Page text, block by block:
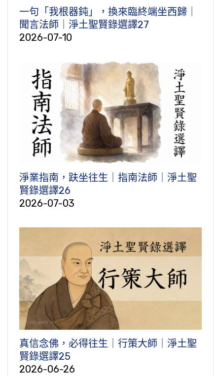
一句「我根器鈍」，換來臨終端坐西歸｜
聞言法師｜淨土聖賢錄選譯27
2026-07-10
淨業指南，趺坐往生｜指南法師｜淨土聖
賢錄選譯26
2026-07-03
真信念佛，必得往生｜行策大師｜淨土聖
賢錄選譯25
2026-06-26